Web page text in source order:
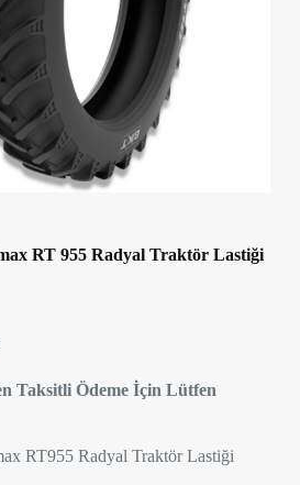
RT 955 Radyal Traktör Lastiği
Taksitli Ödeme İçin Lütfen
RT955 Radyal Traktör Lastiği